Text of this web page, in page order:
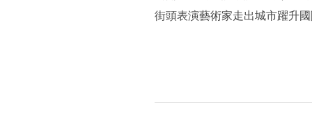
街頭表演藝術家走出城市躍升國